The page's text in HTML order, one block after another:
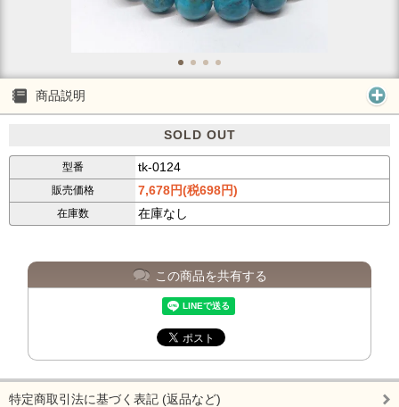
商品説明
SOLD OUT
型番 tk-0124
販売価格 7,678円(税698円)
在庫数 在庫なし
この商品を共有する
特定商取引法に基づく表記 (返品など)